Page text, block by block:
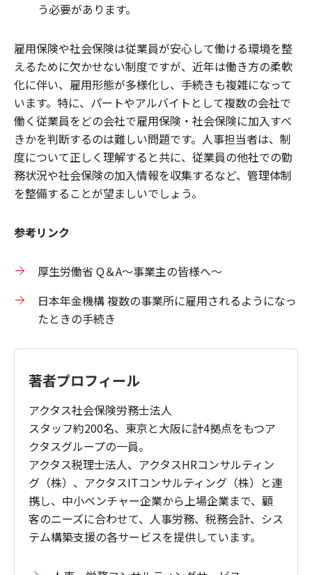
う必要があります。
雇用保険や社会保険は従業員が安心して働ける環境を整
えるために欠かせない制度ですが、近年は働き方の柔軟
化に伴い、雇用形態が多様化し、手続きも複雑になって
います。特に、パートやアルバイトとして複数の会社で
働く従業員をどの会社で雇用保険・社会保険に加入すべ
きかを判断するのは難しい問題です。人事担当者は、制
度について正しく理解すると共に、従業員の他社での勤
務状況や社会保険の加入情報を収集するなど、管理体制
を整備することが望ましいでしょう。
参考リンク
厚生労働省 Q＆A～事業主の皆様へ～
日本年金機構 複数の事業所に雇用されるようになっ
たときの手続き
著者プロフィール
アクタス社会保険労務士法人
スタッフ約200名、東京と大阪に計4拠点をもつア
クタスグループの一員。
アクタス税理士法人、アクタスHRコンサルティン
グ（株）、アクタスITコンサルティング（株）と連
携し、中小ベンチャー企業から上場企業まで、顧
客のニーズに合わせて、人事労務、税務会計、シス
テム構築支援の各サービスを提供しています。